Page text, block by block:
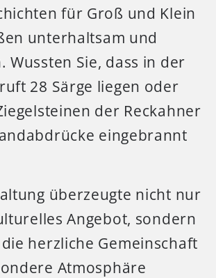
für Groß und Klein
unterhaltsam und
Wussten Sie, dass in der
28 Särge liegen oder
der Reckahner
eingebrannt
überzeugte nicht nur
Angebot, sondern
herzliche Gemeinschaft
Atmosphäre